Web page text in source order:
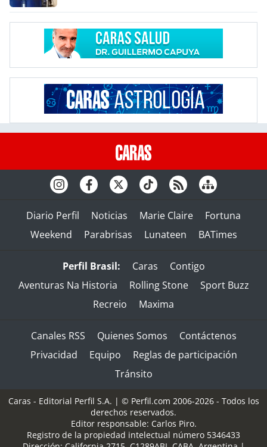
Diario Perfil Noticias Marie Claire
Fortuna
Weekend
Parabrisas Lunateen BATimes
Perfil Brasil: Caras
Contigo
Aventuras Na Historia
Rolling Stone
Sport Buzz
Recreio
Maxima
Canales RSS Quienes Somos
Contáctenos
Privacidad
Equipo
Reglas de participación
Tránsito
Caras - Editorial Perfil S.A. | © Perfil.com 2006-2026 - Todos los
derechos reservados.
Editor responsable: Carlos Piro.
Registro de la propiedad intelectual número 5346433